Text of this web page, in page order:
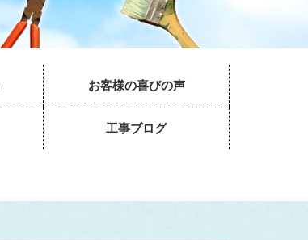
お客様の喜びの声
工事ブログ